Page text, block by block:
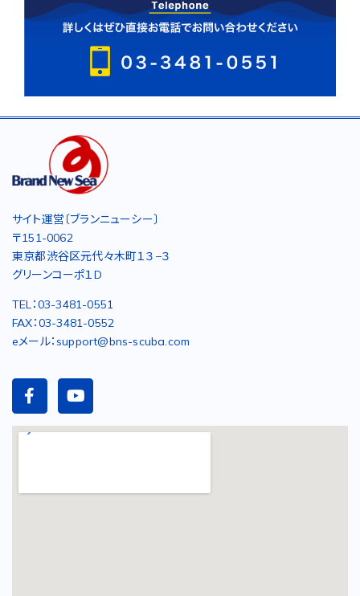
サイト運営〔ブランニューシー〕
〒151-0062
東京都渋谷区元代々木町１３−３
グリーンコーポ１D
TEL：03-3481-0551
FAX：03-3481-0552
eメール：support@bns-scuba.com